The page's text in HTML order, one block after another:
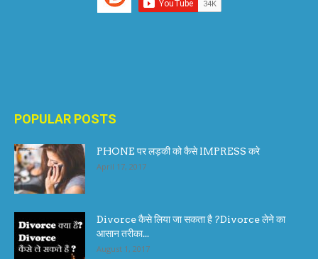
POPULAR POSTS
PHONE पर लड़की को कैसे IMPRESS करे
April 17, 2017
Divorce कैसे लिया जा सकता है ?Divorce लेने का
आसान तरीका...
August 1, 2017